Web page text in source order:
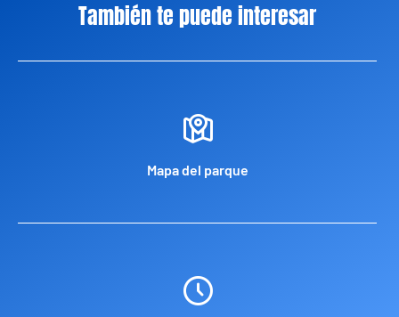
También te puede interesar
Mapa del parque